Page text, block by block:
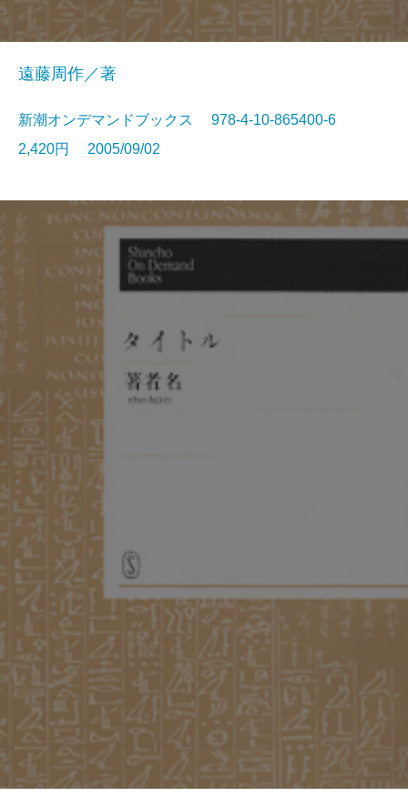
遠藤周作／著
新潮オンデマンドブックス 978-4-10-865400-6
2,420円 2005/09/02